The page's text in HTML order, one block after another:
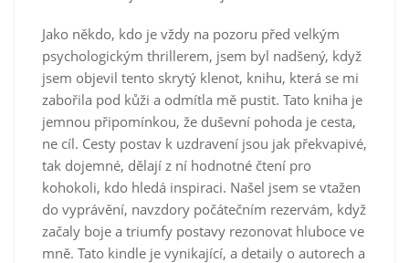
Jako někdo, kdo je vždy na pozoru před velkým
psychologickým thrillerem, jsem byl nadšený, když
jsem objevil tento skrytý klenot, knihu, která se mi
zabořila pod kůži a odmítla mě pustit. Tato kniha je
jemnou připomínkou, že duševní pohoda je cesta,
ne cíl. Cesty postav k uzdravení jsou jak překvapivé,
tak dojemné, dělají z ní hodnotné čtení pro
kohokoli, kdo hledá inspiraci. Našel jsem se vtažen
do vyprávění, navzdory počátečním rezervám, když
začaly boje a triumfy postavy rezonovat hluboce ve
mně. Tato kindle je vynikající, a detaily o autorech a